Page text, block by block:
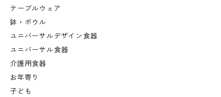
テーブルウェア
鉢・ボウル
ユニバーサルデザイン食器
ユニバーサル食器
介護用食器
お年寄り
子ども